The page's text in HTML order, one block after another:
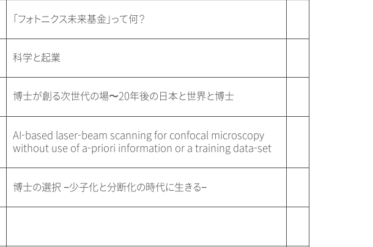
「フォトニクス未来基金」って何？
科学と起業
博士が創る次世代の場〜20年後の日本と世界と博士
AI-based laser-beam scanning for confocal microscopy
without use of a-priori information or a training data-set
博士の選択 −少子化と分断化の時代に生きる−